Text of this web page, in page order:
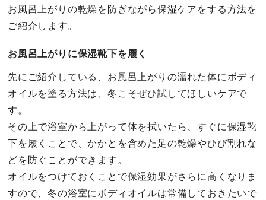
お風呂上がりの乾燥を防ぎながら保湿ケアをする方法を
ご紹介します。
お風呂上がりに保湿靴下を履く
先にご紹介している、お風呂上がりの濡れた体にボディ
オイルを塗る方法は、冬こそぜひ試してほしいケアで
す。
その上で浴室から上がって体を拭いたら、すぐに保湿靴
下を履くことで、かかとを含めた足の乾燥やひび割れな
どを防ぐことができます。
オイルをつけておくことで保湿効果がさらに高くなりま
すので、冬の浴室にボディオイルは常備しておきたいで